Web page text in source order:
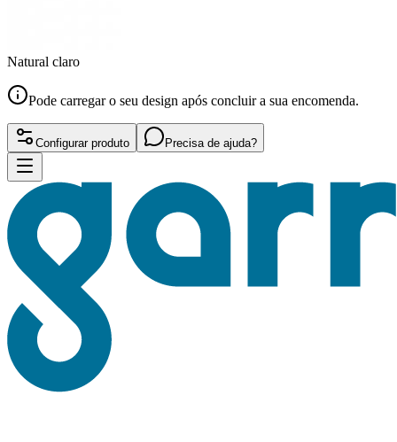
Natural claro
Pode carregar o seu design após concluir a sua encomenda.
Configurar produto Precisa de ajuda?